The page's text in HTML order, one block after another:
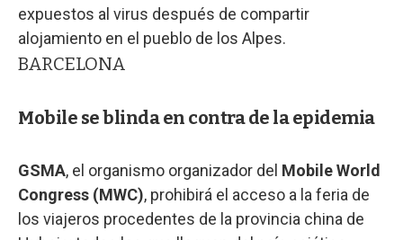
expuestos al virus después de compartir
alojamiento en el pueblo de los Alpes.
BARCELONA
Mobile se blinda en contra de la epidemia
GSMA, el organismo organizador del Mobile World
Congress (MWC), prohibirá el acceso a la feria de
los viajeros procedentes de la provincia china de